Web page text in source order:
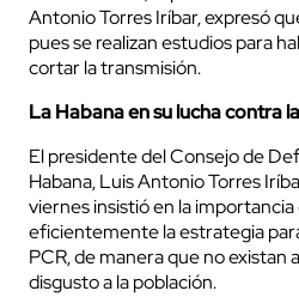
Antonio Torres Iríbar, expresó
pues se realizan estudios para
cortar la transmisión.
La Habana en su lucha contra
El presidente del Consejo de
Habana, Luis Antonio Torres
viernes insistió en la
eficientemente la estrategia
PCR, de manera que no existan
disgusto a la población.